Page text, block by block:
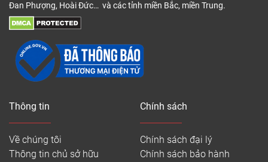
Đan Phượng, Hoài Đức… và các tỉnh miền Bắc, miền Trung.
Thông tin
Về chúng tôi
Thông tin chủ sở hữu
Chính sách
Chính sách đại lý
Chính sách bảo hành